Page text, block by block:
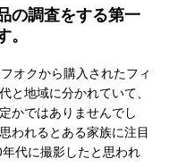
の調査をする第一
オクから購入されたフィ
と地域に分かれていて、
かではありませんでし
われるとある家族に注目
代に撮影したと思われ